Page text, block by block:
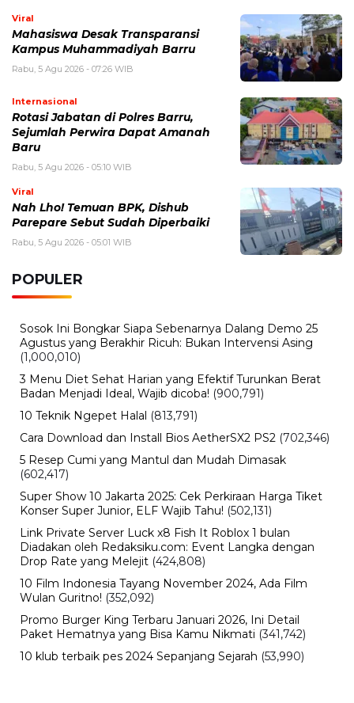
Viral
Mahasiswa Desak Transparansi
Kampus Muhammadiyah Barru
Rabu, 5 Agu 2026 - 07:26 WIB
Internasional
Rotasi Jabatan di Polres Barru,
Sejumlah Perwira Dapat Amanah
Baru
Rabu, 5 Agu 2026 - 05:10 WIB
Viral
Nah Lho! Temuan BPK, Dishub
Parepare Sebut Sudah Diperbaiki
Rabu, 5 Agu 2026 - 05:01 WIB
POPULER
Sosok Ini Bongkar Siapa Sebenarnya Dalang Demo 25
Agustus yang Berakhir Ricuh: Bukan Intervensi Asing
(1,000,010)
3 Menu Diet Sehat Harian yang Efektif Turunkan Berat
Badan Menjadi Ideal, Wajib dicoba! (900,791)
10 Teknik Ngepet Halal (813,791)
Cara Download dan Install Bios AetherSX2 PS2 (702,346)
5 Resep Cumi yang Mantul dan Mudah Dimasak
(602,417)
Super Show 10 Jakarta 2025: Cek Perkiraan Harga Tiket
Konser Super Junior, ELF Wajib Tahu! (502,131)
Link Private Server Luck x8 Fish It Roblox 1 bulan
Diadakan oleh Redaksiku.com: Event Langka dengan
Drop Rate yang Melejit (424,808)
10 Film Indonesia Tayang November 2024, Ada Film
Wulan Guritno! (352,092)
Promo Burger King Terbaru Januari 2026, Ini Detail
Paket Hematnya yang Bisa Kamu Nikmati (341,742)
10 klub terbaik pes 2024 Sepanjang Sejarah (53,990)